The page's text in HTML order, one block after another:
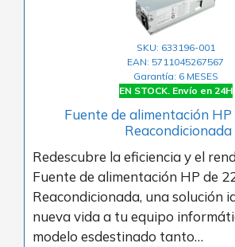
SKU: 633196-001
EAN: 5711045267567
Garantía: 6 MESES
EN STOCK. Envío en 24H
Fuente de alimentación
Reacondicionada
Redescubre la eficiencia y el
Fuente de alimentación HP de
Reacondicionada, una solución
nueva vida a tu equipo
modelo esdestinado tanto…